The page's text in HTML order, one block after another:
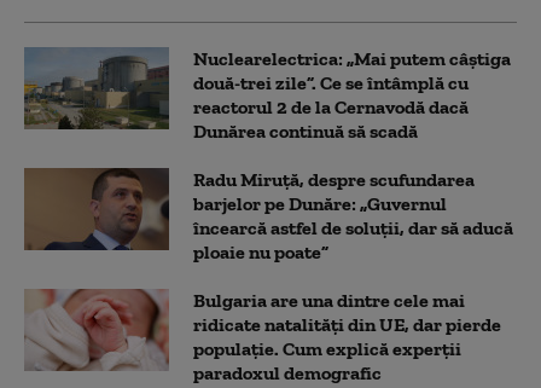
Nuclearelectrica: „Mai putem câștiga
două-trei zile”. Ce se întâmplă cu
reactorul 2 de la Cernavodă dacă
Dunărea continuă să scadă
Radu Miruță, despre scufundarea
barjelor pe Dunăre: „Guvernul
încearcă astfel de soluții, dar să aducă
ploaie nu poate”
Bulgaria are una dintre cele mai
ridicate natalități din UE, dar pierde
populație. Cum explică experții
paradoxul demografic